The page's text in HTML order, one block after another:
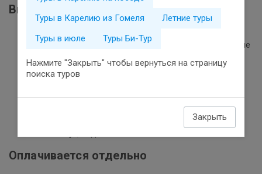
Включено в стоимость тура
проезд поездом 083Б/083А в плацкартном вагоне;
транспортное обслуживание в Карелии по программе
один ночлег в отеле в районе Сортавала;
три ночлега в отеле в г. Петрозаводск;
экскурсионное обслуживание по программе;
жд билет Петрозаводск - Санкт-Петербург на
Оплачивается отдельно
Туры в Карелию из Гомеля
Летние туры
Туры в июле
Туры Би-Тур
Нажмите "Закрыть" чтобы вернуться на страницу
поиска туров
Закрыть